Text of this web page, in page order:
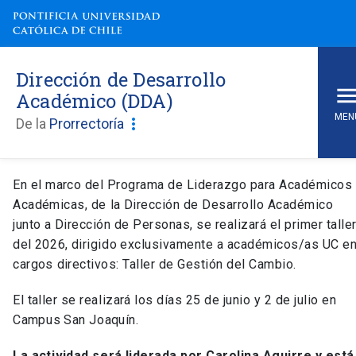
Dirección de Desarrollo
Académico (DDA)
De la Prorrectoría more_vert
Dirección de Desarrollo
En el marco del Programa de Liderazgo para Académicos
Académicas, de la Dirección de Desarrollo Académico
junto a Dirección de Personas, se realizará el primer taller
del 2026, dirigido exclusivamente a académicos/as UC
cargos directivos: Taller de Gestión del Cambio.
El taller se realizará los días 25 de junio y 2 de julio en
Campus San Joaquín.